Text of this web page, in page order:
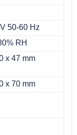
50-60 Hz
RH
x 47 mm
x 70 mm